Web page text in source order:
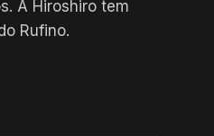
A Hiroshiro tem
Rufino.